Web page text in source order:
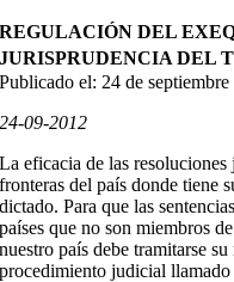
REGULACIÓN DEL
JURISPRUDENCIA DEL
Publicado el: 24 de
24-09-2012
La eficacia de las
fronteras del país donde tiene
dictado. Para que las
países que no son miembros
nuestro país debe tramitarse
procedimiento judicial llamado